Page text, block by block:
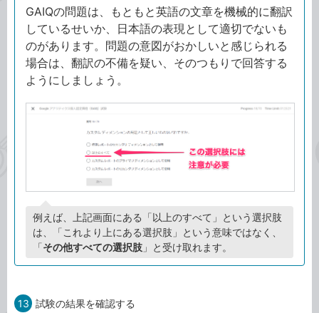
GAIQの問題は、もともと英語の文章を機械的に翻訳
しているせいか、日本語の表現として適切でないも
のがあります。問題の意図がおかしいと感じられる
場合は、翻訳の不備を疑い、そのつもりで回答する
ようにしましょう。
例えば、上記画面にある「以上のすべて」という選択肢
は、「これより上にある選択肢」という意味ではなく、
「その他すべての選択肢 」と受け取れます。
13 試験の結果を確認する